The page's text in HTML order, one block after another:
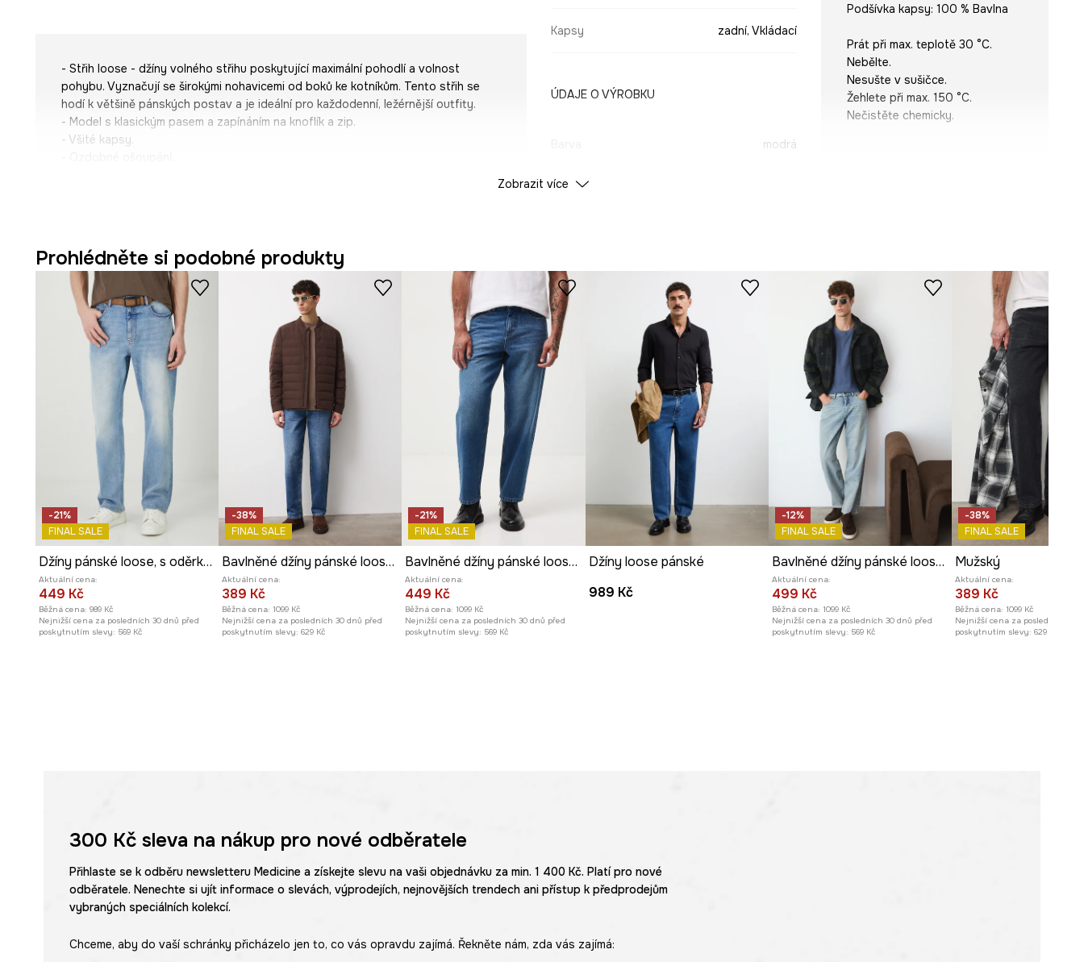
- Střih loose - džíny volného střihu poskytující maximální pohodlí a volnost
pohybu. Vyznačují se širokými nohavicemi od boků ke kotníkům. Tento střih se
hodí k většině pánských postav a je ideální pro každodenní, ležérnější outfity.
- Model s klasickým pasem a zapínáním na knoflík a zip.
- Všité kapsy.
- Vnitřní délka nohavic: 80 cm.
- Rozměry pro velikost: 32.
Kapsy zadní, Vkládací
ÚDAJE O VÝROBKU
modrá
ID produktu
Podšívka kapsy: 100 % Bavlna
Prát při max. teplotě 30 °C.
Nebělte.
Nesušte v sušičce.
Žehlete při max. 150 °C.
Nečistěte chemicky.
Prohlédněte si rozměry
Zobrazit více
Prohlédněte si podobné produkty
-21%
FINAL SALE
Džíny pánské loose, s oděrky modrá barva
Aktuální cena:
449 Kč
Běžná cena: 989 Kč
Nejnižší cena za posledních 30 dnů před
poskytnutím slevy: 569 Kč
-38%
FINAL SALE
Bavlněné džíny pánské loose, se sepraným efektem
Aktuální cena:
389 Kč
Běžná cena: 1099 Kč
Nejnižší cena za posledních 30 dnů před
poskytnutím slevy: 629 Kč
-21%
FINAL SALE
Bavlněné džíny pánské loose, se sepraným efektem
Aktuální cena:
449 Kč
Běžná cena: 1099 Kč
Nejnižší cena za posledních 30 dnů před
poskytnutím slevy: 569 Kč
Džíny loose pánské
989 Kč
-12%
FINAL SALE
Bavlněné džíny pánské loose, se sepraným efektem
Aktuální cena:
499 Kč
Běžná cena: 1099 Kč
Nejnižší cena za posledních 30 dnů před
poskytnutím slevy: 569 Kč
-38%
FINAL SALE
Mužský
Aktuální cena:
389 Kč
Běžná cena: 1099 Kč
Nejnižší cena za posledních 30
poskytnutím slevy: 629 Kč
300 Kčsleva na nákup pro nové odběratele
Přihlaste se k odběru newsletteru Medicine a získejte slevu na vaši objednávku za min. 1 400 Kč. Platí pro nové
odběratele. Nenechte si ujít informace o slevách, výprodejích, nejnovějších trendech ani přístup k předprodejům
vybraných speciálních kolekcí.
Chceme, aby do vaší schránky přicházelo jen to, co vás opravdu zajímá. Řekněte nám, zda vás zajímá: